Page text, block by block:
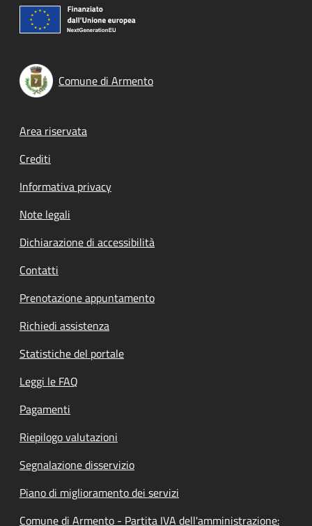
Comune di Armento
Footer menu
Area riservata
Crediti
Informativa privacy
Note legali
Dichiarazione di accessibilità
Contatti
Prenotazione appuntamento
Richiedi assistenza
Statistiche del portale
Leggi le FAQ
Pagamenti
Riepilogo valutazioni
Segnalazione disservizio
Piano di miglioramento dei servizi
Comune di Armento - Partita IVA dell'amministrazione: